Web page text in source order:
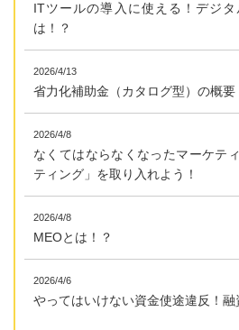
ITツールの導入に使える！デジ
は！？
2026/4/13
省力化補助金（カタログ型）の概要
2026/4/8
なくてはならなくなったマーケテ
ティング」を取り入れよう！
2026/4/8
MEOとは！？
2026/4/6
やってはいけない資金使途違反！